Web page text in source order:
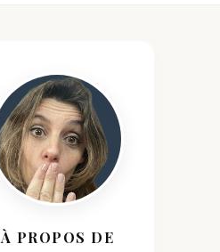
À PROPOS DE